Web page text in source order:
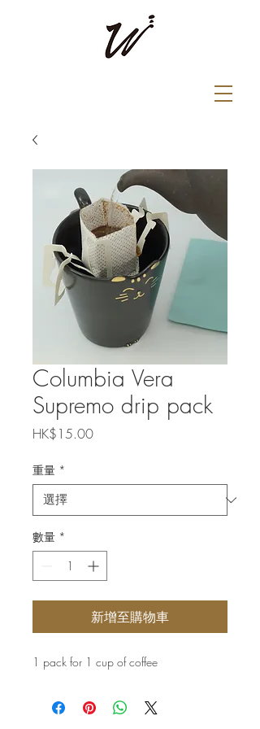
Columbia Vera
Supremo drip pack
HK$15.00價
重量 *
數量 *
新增至購物車
1 pack for 1 cup of coffee